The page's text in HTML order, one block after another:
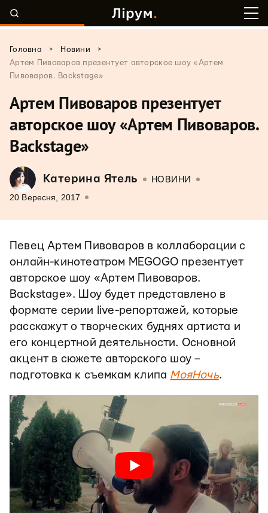
Головна > Новини
>
Артем Пивоваров презентует авторское шоу «Артем
Пивоваров. Backstage»
Артем Пивоваров презентует
авторское шоу «Артем Пивоваров.
Backstage»
Катерина Ятель НОВИНИ
20 Вересня, 2017
Певец Артем Пивоваров в коллаборации с
онлайн-кинотеатром MEGOGO презентует
авторское шоу «Артем Пивоваров.
Backstage». Шоу будет представлено в
формате серии live-репортажей, которые
расскажут о творческих буднях артиста и
его концертной деятельности. Основной
акцент в сюжете авторского шоу –
подготовка к съемкам клипа МояНочь.